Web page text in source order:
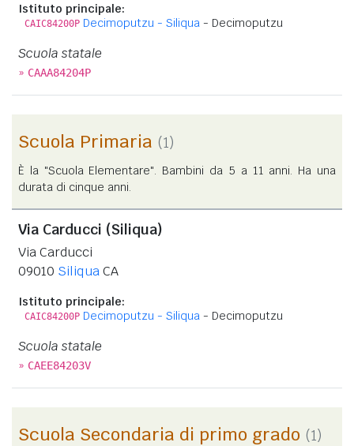
Istituto principale:
CAIC84200P Decimoputzu - Siliqua - Decimoputzu
Scuola statale
» CAAA84204P
Scuola Primaria (1)
È la "Scuola Elementare". Bambini da 5 a 11 anni. Ha una
durata di cinque anni.
Via Carducci (Siliqua)
Via Carducci
09010 SiliquaCA
Istituto principale:
CAIC84200P Decimoputzu - Siliqua - Decimoputzu
Scuola statale
» CAEE84203V
Scuola Secondaria di primo grado (1)